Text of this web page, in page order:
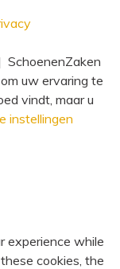
SchoenenZaken
uw ervaring te
vindt, maar u
instellingen
experience while
cookies, the